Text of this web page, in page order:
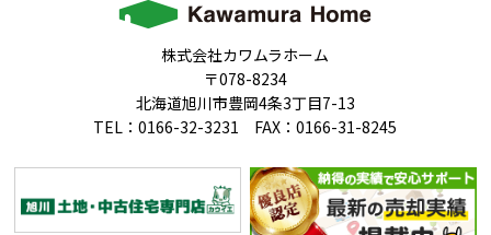
株式会社カワムラホーム
〒078-8234
北海道旭川市豊岡4条3丁目7-13
TEL：0166-32-3231 FAX：0166-31-8245